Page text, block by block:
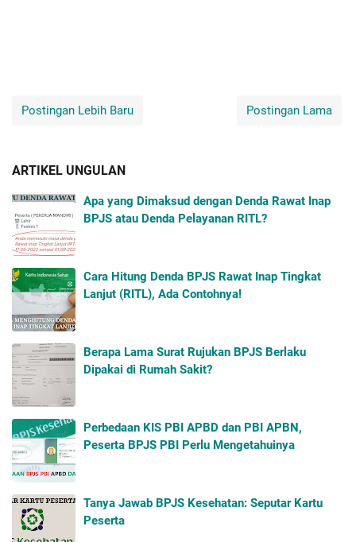
Postingan Lebih Baru Postingan Lama
ARTIKEL UNGULAN
Apa yang Dimaksud dengan Denda Rawat Inap
BPJS atau Denda Pelayanan RITL?
Cara Hitung Denda BPJS Rawat Inap Tingkat
Lanjut (RITL), Ada Contohnya!
Berapa Lama Surat Rujukan BPJS Berlaku
Dipakai di Rumah Sakit?
Perbedaan KIS PBI APBD dan PBI APBN,
Peserta BPJS PBI Perlu Mengetahuinya
Tanya Jawab BPJS Kesehatan: Seputar Kartu
Peserta